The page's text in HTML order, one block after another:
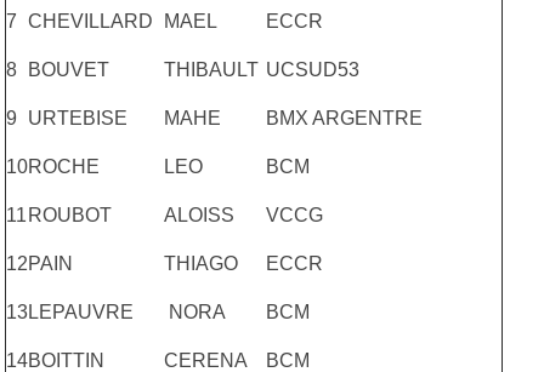
7 CHEVILLARD MAEL ECCR
8 BOUVET THIBAULT UCSUD53
9 URTEBISE MAHE BMX ARGENTRE
10ROCHE LEO BCM
11 ROUBOT ALOISS VCCG
12PAIN THIAGO ECCR
13LEPAUVRE NORA BCM
14BOITTIN CERENA BCM